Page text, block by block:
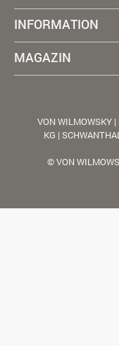
INFORMATION
MAGAZIN
VON WILMOWSKY
KG |
© VON